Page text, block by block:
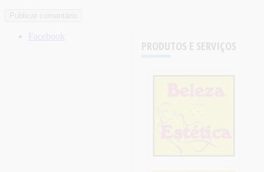
PRODUTOS E SERVIÇOS
Facebook